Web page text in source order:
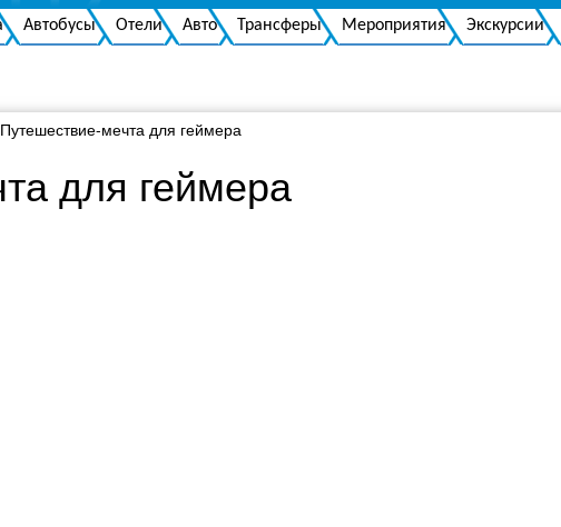
Автобусы Отели Авто Трансферы Мероприятия Экскурсии
Путешествие-мечта для геймера
для геймера